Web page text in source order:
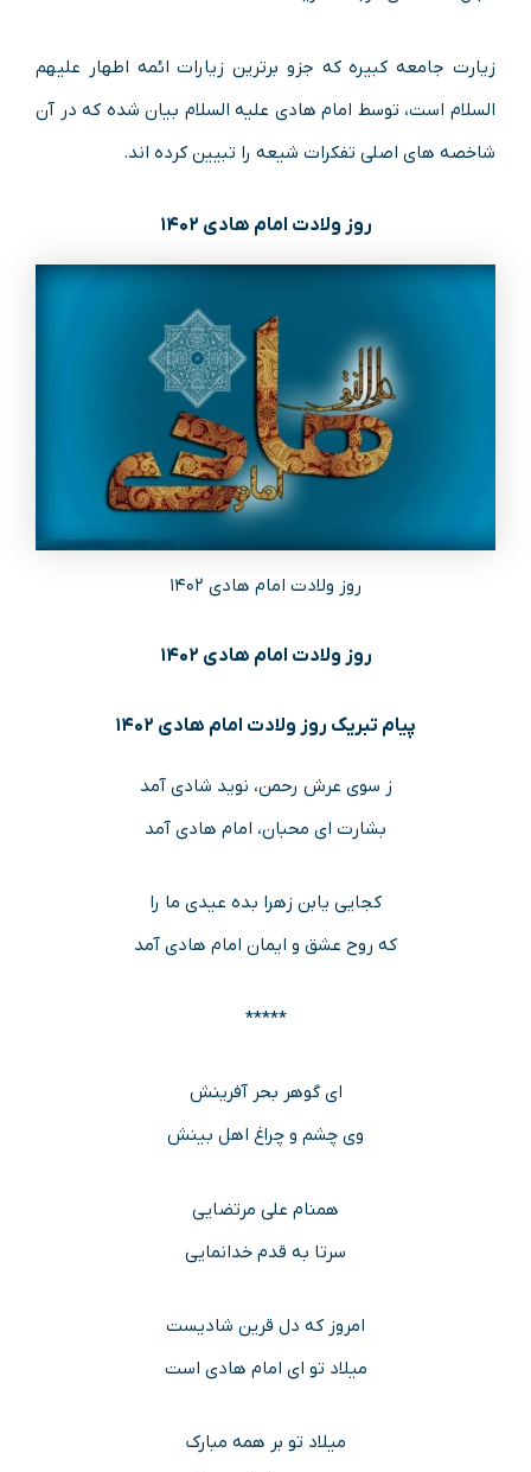
زیارت جامعه کبیره که جزو برترین زیارات ائمه اطهار علیهم
السلام است، توسط امام هادی علیه السلام بیان شده که در آن
شاخصه های اصلی تفکرات شیعه را تبیین کرده اند.
روز ولادت امام هادی ۱۴۰۲
روز ولادت امام هادی ۱۴۰۲
روز ولادت امام هادی ۱۴۰۲
پیام تبریک روز ولادت امام هادی ۱۴۰۲
ز سوی عرش رحمن، نوید شادی آمد
بشارت ای محبان، امام هادی آمد
کجایی یابن زهرا بده عیدی ما را
که روح عشق و ایمان امام هادی آمد
*****
ای گوهر بحر آفرینش
وی چشم و چراغ اهل بینش
همنام علی مرتضایی
سرتا به قدم خدانمایی
امروز که دل قرین شادیست
میلاد تو ای امام هادی است
میلاد تو بر همه مبارک